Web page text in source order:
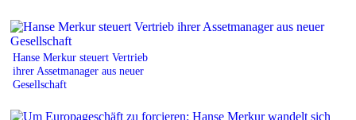
Hanse Merkur steuert Vertrieb
ihrer Assetmanager aus neuer
Gesellschaft